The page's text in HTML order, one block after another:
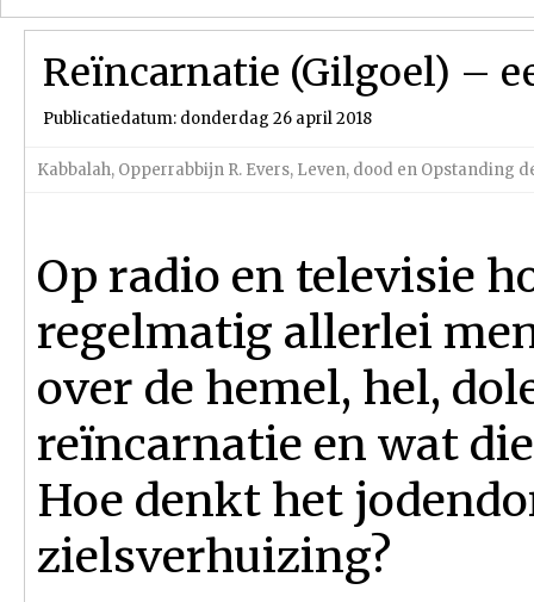
Reïncarnatie (Gilgoel) –
Publicatiedatum: donderdag 26 april 2018
Kabbalah, Opperrabbijn R. Evers, Leven, dood en Opstanding
Op radio en televisie
regelmatig allerlei
over de hemel, hel,
reïncarnatie en wat
Hoe denkt het
zielsverhuizing?